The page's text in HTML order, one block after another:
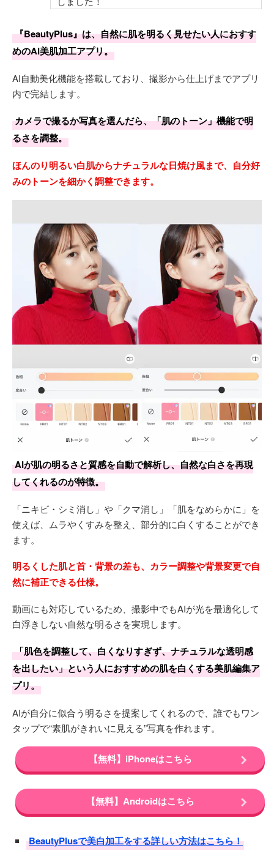
『BeautyPlus』は、自然に肌を明るく見せたい人におすす
めのAI美肌加工アプリ。
AI自動美化機能を搭載しており、撮影から仕上げまでアプリ
内で完結します。
カメラで撮るか写真を選んだら、「肌のトーン」機能で明
るさを調整。
ほんのり明るい白肌からナチュラルな日焼け風まで、自分好
みのトーンを細かく調整できます。
AIが肌の明るさと質感を自動で解析し、自然な白さを再現
してくれるのが特徴。
「ニキビ・シミ消し」や「クマ消し」「肌をなめらかに」を
使えば、ムラやくすみを整え、部分的に白くすることができ
ます。
明るくした肌と首・背景の差も、カラー調整や背景変更で自
然に補正できる仕様。
動画にも対応しているため、撮影中でもAIが光を最適化して
白浮きしない自然な明るさを実現します。
「肌色を調整して、白くなりすぎず、ナチュラルな透明感
を出したい」という人におすすめの肌を白くする美肌編集ア
プリ。
AIが自分に似合う明るさを提案してくれるので、誰でもワン
タップで“素肌がきれいに見える”写真を作れます。
【無料】iPhoneはこちら
【無料】Androidはこちら
BeautyPlusで美白加工をする詳しい方法はこちら！